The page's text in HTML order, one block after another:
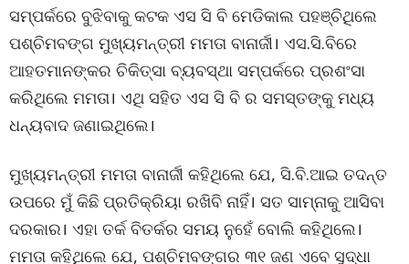
ସମ୍ପର୍କରେ ବୁଝିବାକୁ କଟକ ଏସ ସି ବି ମେଡିକାଲ ପହଞ୍ଚିଥିଲେ
ପଶ୍ଚିମବଙ୍ଗ ମୁଖ୍ୟମନ୍ତ୍ରୀ ମମତା ବାନାର୍ଜୀ। ଏସ.ସି.ବିରେ
ଆହତମାନଙ୍କର ଚିକିତ୍ସା ବ୍ୟବସ୍ଥା ସମ୍ପର୍କରେ ପ୍ରଶଂସା
କରିଥିଲେ ମମତା। ଏଥି ସହିତ ଏସ ସି ବି ର ସମସ୍ତଙ୍କୁ ମଧ୍ୟ
ଧନ୍ୟବାଦ ଜଣାଇଥିଲେ।
ମୁଖ୍ୟମନ୍ତ୍ରୀ ମମତା ବାନାର୍ଜୀ କହିଥିଲେ ଯେ, ସି.ବି.ଆଇ ତଦନ୍ତ
ଉପରେ ମୁଁ କିଛି ପ୍ରତିକ୍ରିୟା ରଖିବି ନାହିଁ। ସତ ସାମ୍ନାକୁ ଆସିବା
ଦରକାର। ଏହା ତର୍କ ବିତର୍କର ସମୟ ନୁହେଁ ବୋଲି କହିଥିଲେ।
ମମତା କହିଥିଲେ ଯେ, ପଶ୍ଚିମବଙ୍ଗର ୩୧ ଜଣ ଏବେ ସୁଦ୍ଧା